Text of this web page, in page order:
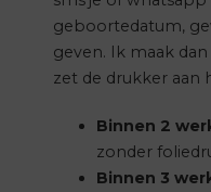
geboortedatum,
geven. Ik maak
zet de drukker aan
Binnen 2
zonder
Binnen 3